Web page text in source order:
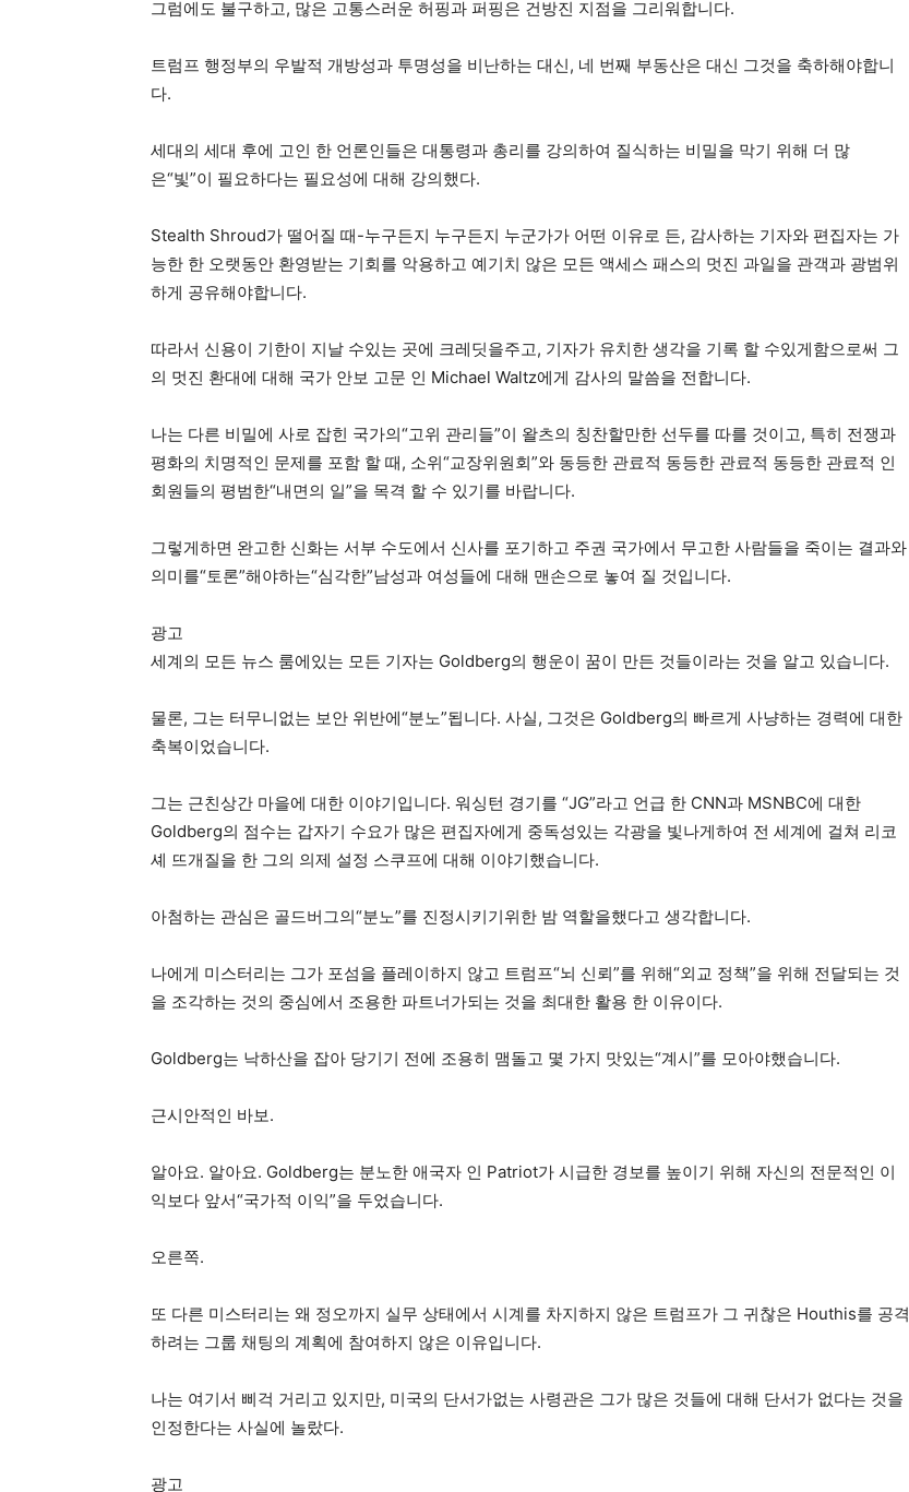
그럼에도 불구하고, 많은 고통스러운 허핑과 퍼핑은 건방진 지점을 그리워합니다.
트럼프 행정부의 우발적 개방성과 투명성을 비난하는 대신, 네 번째 부동산은 대신 그것을 축하해야합니
다.
세대의 세대 후에 고인 한 언론인들은 대통령과 총리를 강의하여 질식하는 비밀을 막기 위해 더 많
은“빛”이 필요하다는 필요성에 대해 강의했다.
Stealth Shroud가 떨어질 때-누구든지 누구든지 누군가가 어떤 이유로 든, 감사하는 기자와 편집자는 가
능한 한 오랫동안 환영받는 기회를 악용하고 예기치 않은 모든 액세스 패스의 멋진 과일을 관객과 광범위
하게 공유해야합니다.
따라서 신용이 기한이 지날 수있는 곳에 크레딧을주고, 기자가 유치한 생각을 기록 할 수있게함으로써 그
의 멋진 환대에 대해 국가 안보 고문 인 Michael Waltz에게 감사의 말씀을 전합니다.
나는 다른 비밀에 사로 잡힌 국가의“고위 관리들”이 왈츠의 칭찬할만한 선두를 따를 것이고, 특히 전쟁과
평화의 치명적인 문제를 포함 할 때, 소위“교장위원회”와 동등한 관료적 동등한 관료적 동등한 관료적 인
회원들의 평범한“내면의 일”을 목격 할 수 있기를 바랍니다.
그렇게하면 완고한 신화는 서부 수도에서 신사를 포기하고 주권 국가에서 무고한 사람들을 죽이는 결과와
의미를“토론”해야하는“심각한”남성과 여성들에 대해 맨손으로 놓여 질 것입니다.
광고
세계의 모든 뉴스 룸에있는 모든 기자는 Goldberg의 행운이 꿈이 만든 것들이라는 것을 알고 있습니다.
물론, 그는 터무니없는 보안 위반에“분노”됩니다. 사실, 그것은 Goldberg의 빠르게 사냥하는 경력에 대한
축복이었습니다.
그는 근친상간 마을에 대한 이야기입니다. 워싱턴 경기를 “JG”라고 언급 한 CNN과 MSNBC에 대한
Goldberg의 점수는 갑자기 수요가 많은 편집자에게 중독성있는 각광을 빛나게하여 전 세계에 걸쳐 리코
셰 뜨개질을 한 그의 의제 설정 스쿠프에 대해 이야기했습니다.
아첨하는 관심은 골드버그의“분노”를 진정시키기위한 밤 역할을했다고 생각합니다.
나에게 미스터리는 그가 포섬을 플레이하지 않고 트럼프“뇌 신뢰”를 위해“외교 정책”을 위해 전달되는 것
을 조각하는 것의 중심에서 조용한 파트너가되는 것을 최대한 활용 한 이유이다.
Goldberg는 낙하산을 잡아 당기기 전에 조용히 맴돌고 몇 가지 맛있는“계시”를 모아야했습니다.
근시안적인 바보.
알아요. 알아요. Goldberg는 분노한 애국자 인 Patriot가 시급한 경보를 높이기 위해 자신의 전문적인 이
익보다 앞서“국가적 이익”을 두었습니다.
오른쪽.
또 다른 미스터리는 왜 정오까지 실무 상태에서 시계를 차지하지 않은 트럼프가 그 귀찮은 Houthis를 공격
하려는 그룹 채팅의 계획에 참여하지 않은 이유입니다.
나는 여기서 삐걱 거리고 있지만, 미국의 단서가없는 사령관은 그가 많은 것들에 대해 단서가 없다는 것을
인정한다는 사실에 놀랐다.
광고